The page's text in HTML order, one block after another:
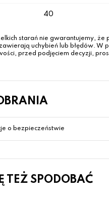
40
starań nie gwarantujemy, że
uchybień lub błędów. W
przed podjęciem decyzji,
o bezpieczeństwie
TEŻ SPODOBAĆ